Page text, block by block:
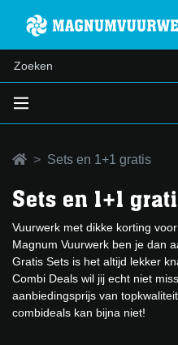
Sets en 1+1 gratis
Sets en 1+1
Vuurwerk met dikke korting
Magnum Vuurwerk ben je dan
Gratis Sets is het altijd lekker
Combi Deals wil jij echt niet
aanbiedingsprijs van
combideals kan bijna niet!